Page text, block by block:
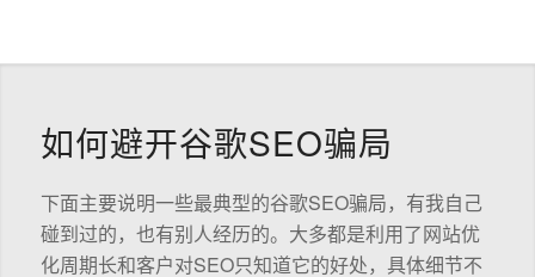
如何避开谷歌SEO骗局
下面主要说明一些最典型的谷歌SEO骗局，有我自己
碰到过的，也有别人经历的。大多都是利用了网站优
化周期长和客户对SEO只知道它的好处，具体细节不